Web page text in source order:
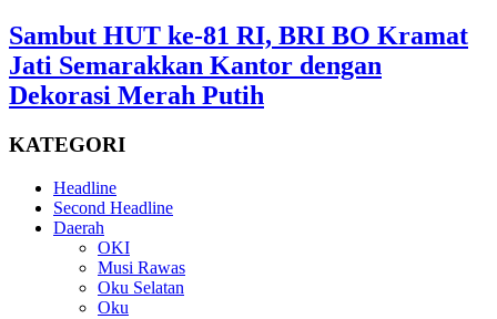
Sambut HUT ke-81 RI, BRI BO Kramat
Jati Semarakkan Kantor dengan
Dekorasi Merah Putih
KATEGORI
Headline
Second Headline
Daerah
OKI
Musi Rawas
Oku Selatan
Oku